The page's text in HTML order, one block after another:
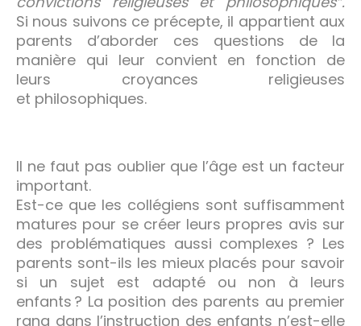
Si nous suivons ce précepte, il appartient aux
parents d’aborder ces questions de la
manière qui leur convient en fonction de
leurs croyances religieuses
et philosophiques.
Il ne faut pas oublier que l’âge est un facteur
important.
Est-ce que les collégiens sont suffisamment
matures pour se créer leurs propres avis sur
des problématiques aussi complexes ? Les
parents sont-ils les mieux placés pour savoir
si un sujet est adapté ou non à leurs
enfants ? La position des parents au premier
rang dans l’instruction des enfants n’est-elle